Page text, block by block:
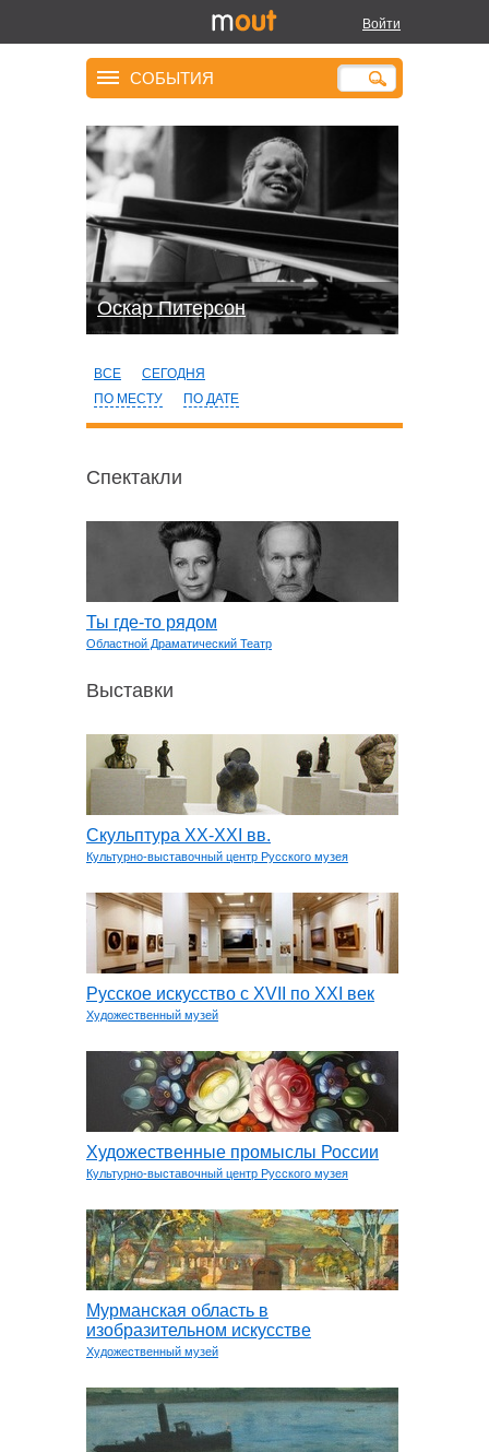
Войти
СОБЫТИЯ
Оскар Питерсон
ВСЕ
СЕГОДНЯ
ПО МЕСТУ
ПО ДАТЕ
Спектакли
Ты где-то рядом
Областной Драматический Театр
Выставки
Скульптура XX-XXI вв.
Культурно-выставочный центр Русского музея
Русское искусство с ХVII по ХХI век
Художественный музей
Художественные промыслы России
Культурно-выставочный центр Русского музея
Мурманская область в
изобразительном искусстве
Художественный музей